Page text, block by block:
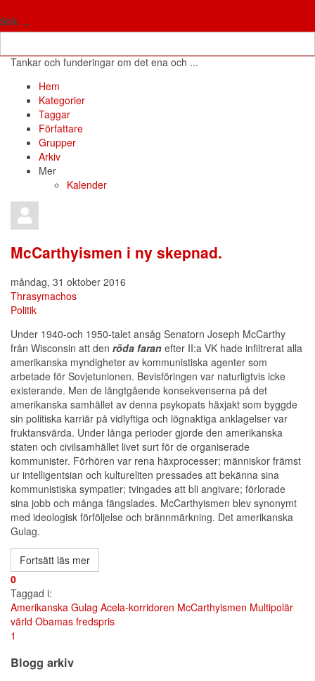
Sök ...
Fria tankar
Tankar och funderingar om det ena och ...
Hem
Search
Prenumerera
blogguppdateringar
Avsluta
prenumeration
blogg
Sign
Hem
Kategorier
Taggar
Författare
Grupper
Arkiv
Mer
Kalender
McCarthyismen i ny skepnad.
måndag, 31 oktober 2016
Thrasymachos
Politik
Under 1940-och 1950-talet ansåg Senatorn Joseph McCarthy
från Wisconsin att den röda faran efter II:a VK hade infiltrerat alla
amerikanska myndigheter av kommunistiska agenter som
arbetade för Sovjetunionen. Bevisföringen var naturligtvis icke
existerande. Men de långtgående konsekvenserna på det
amerikanska samhället av denna psykopats häxjakt som byggde
sin politiska karriär på vidlyftiga och lögnaktiga anklagelser var
fruktansvärda. Under långa perioder gjorde den amerikanska
staten och civilsamhället livet surt för de organiserade
kommunister. Förhören var rena häxprocesser; människor främst
ur intelligentsian och kultureliten pressades att bekänna sina
kommunistiska sympatier; tvingades att bli angivare; förlorade
sina jobb och många fängslades. McCarthyismen blev synonymt
med ideologisk förföljelse och brännmärkning. Det amerikanska
Gulag.
Fortsätt läs mer
0
Taggad i:
Amerikanska Gulag Acela-korridoren McCarthyismen Multipolär
värld Obamas fredspris
First
Previous
1
Blogg arkiv